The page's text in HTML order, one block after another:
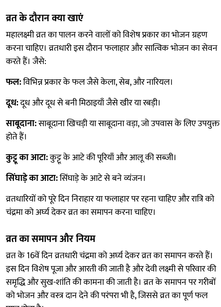
व्रत के दौरान क्या खाएं
महालक्ष्मी व्रत का पालन करने वालों को विशेष प्रकार का भोजन ग्रहण
करना चाहिए। व्रतधारी इस दौरान फलाहार और सात्विक भोजन का सेवन
करते हैं। जैसे:
फल:विभिन्न प्रकार के फल जैसे केला, सेब, और नारियल।
दूध:दूध और दूध से बनी मिठाइयाँ जैसे खीर या रबड़ी।
साबूदाना:साबूदाना खिचड़ी या साबूदाना वड़ा, जो उपवास के लिए उपयुक्त
होते हैं।
कुट्टू का आटा:कुट्टू के आटे की पूरियाँ और आलू की सब्जी।
सिंघाड़े का आटा:सिंघाड़े के आटे से बने व्यंजन।
व्रतधारियों को पूरे दिन निराहार या फलाहार पर रहना चाहिए और रात्रि को
चंद्रमा को अर्घ्य देकर व्रत का समापन करना चाहिए।
व्रत का समापन और नियम
व्रत के 16वें दिन व्रतधारी चंद्रमा को अर्घ्य देकर व्रत का समापन करते हैं।
इस दिन विशेष पूजा और आरती की जाती है और देवी लक्ष्मी से परिवार की
समृद्धि और सुख-शांति की कामना की जाती है। व्रत के समापन पर गरीबों
को भोजन और वस्त्र दान देने की परंपरा भी है, जिससे व्रत का पूर्ण फल